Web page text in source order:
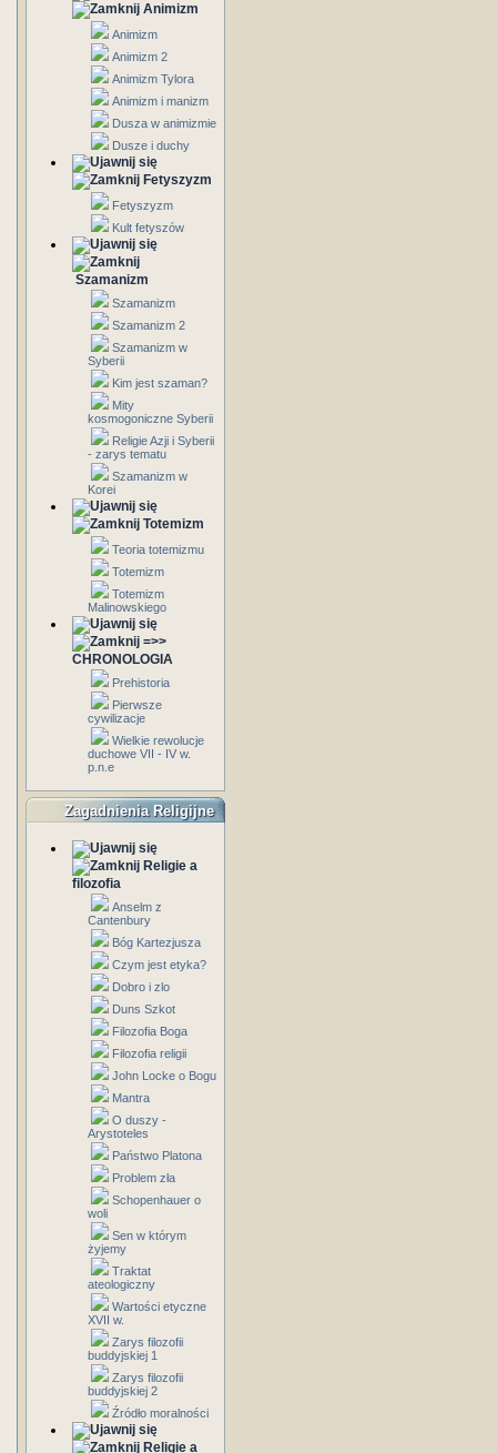
Animizm
Animizm
Animizm 2
Animizm Tylora
Animizm i manizm
Dusza w animizmie
Dusze i duchy
Fetyszyzm
Fetyszyzm
Kult fetyszów
Szamanizm
Szamanizm
Szamanizm 2
Szamanizm w
Syberii
Kim jest szaman?
Mity
kosmogoniczne Syberii
Religie Azji i Syberii
- zarys tematu
Szamanizm w
Korei
Totemizm
Teoria totemizmu
Totemizm
Totemizm
Malinowskiego
=>>
CHRONOLOGIA
Prehistoria
Pierwsze
cywilizacje
Wielkie rewolucje
duchowe VII - IV w.
p.n.e
Zagadnienia Religijne
Religie a
filozofia
Anselm z
Cantenbury
Bóg Kartezjusza
Czym jest etyka?
Dobro i zlo
Duns Szkot
Filozofia Boga
Filozofia religii
John Locke o Bogu
Mantra
O duszy -
Arystoteles
Państwo Platona
Problem zła
Schopenhauer o
woli
Sen w którym
żyjemy
Traktat
ateologiczny
Wartości etyczne
XVII w.
Zarys filozofii
buddyjskiej 1
Zarys filozofii
buddyjskiej 2
Źródło moralności
Religie a